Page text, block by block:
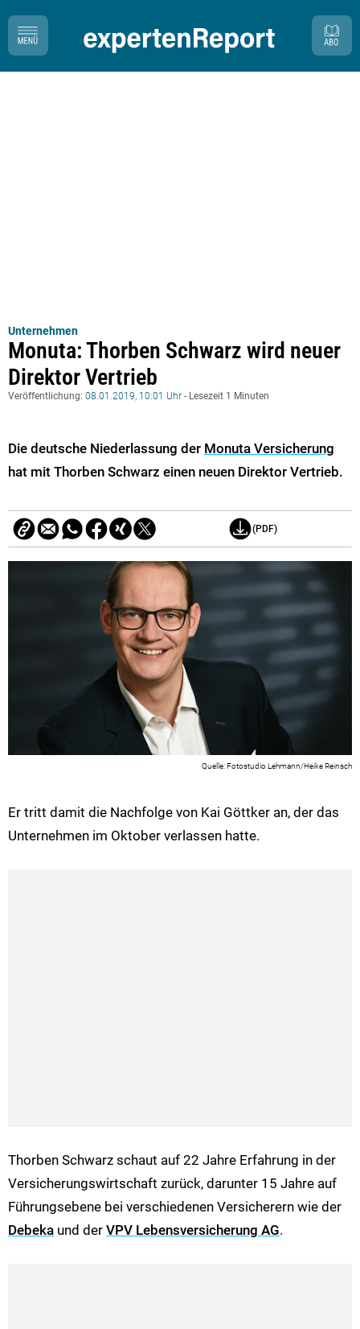
Unternehmen
Monuta: Thorben Schwarz wird neuer
Direktor Vertrieb
Veröffentlichung: 08.01.2019, 10:01 Uhr - Lesezeit 1 Minuten
Die deutsche Niederlassung der Monuta Versicherung
hat mit Thorben Schwarz einen neuen Direktor Vertrieb.
(PDF)
Fotostudio Lehmann/Heike Reinsch
Er tritt damit die Nachfolge von Kai Göttker an, der das
Unternehmen im Oktober verlassen hatte.
Thorben Schwarz schaut auf 22 Jahre Erfahrung in der
Versicherungswirtschaft zurück, darunter 15 Jahre auf
Führungsebene bei verschiedenen Versicherern wie der
Debeka und der VPV Lebensversicherung AG.